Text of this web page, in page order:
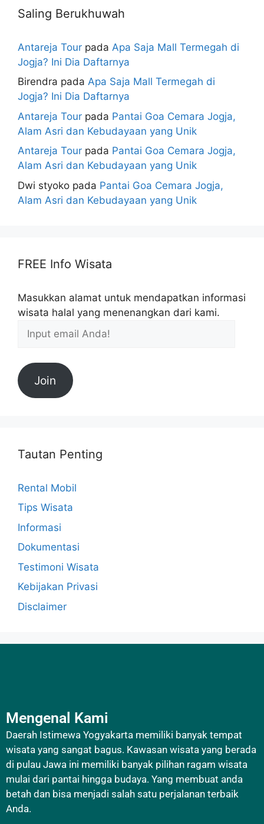
Saling Berukhuwah
Antareja Tour pada Apa Saja Mall Termegah di
Jogja? Ini Dia Daftarnya
Birendra pada Apa Saja Mall Termegah di
Jogja? Ini Dia Daftarnya
Antareja Tour pada Pantai Goa Cemara Jogja,
Alam Asri dan Kebudayaan yang Unik
Antareja Tour pada Pantai Goa Cemara Jogja,
Alam Asri dan Kebudayaan yang Unik
Dwi styoko pada Pantai Goa Cemara Jogja,
Alam Asri dan Kebudayaan yang Unik
FREE Info Wisata
Masukkan alamat untuk mendapatkan informasi
wisata halal yang menenangkan dari kami.
Join
Tautan Penting
Rental Mobil
Tips Wisata
Informasi
Dokumentasi
Testimoni Wisata
Kebijakan Privasi
Disclaimer
Mengenal Kami
Daerah Istimewa Yogyakarta memiliki banyak tempat
wisata yang sangat bagus. Kawasan wisata yang berada
di pulau Jawa ini memiliki banyak pilihan ragam wisata
mulai dari pantai hingga budaya. Yang membuat anda
betah dan bisa menjadi salah satu perjalanan terbaik
Anda.